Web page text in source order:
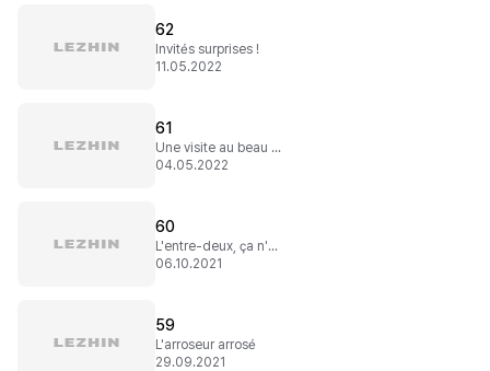
62
Invités surprises !
11.05.2022
61
Une visite au beau crétin
04.05.2022
60
L'entre-deux, ça n'existe pas !
06.10.2021
59
L'arroseur arrosé
29.09.2021